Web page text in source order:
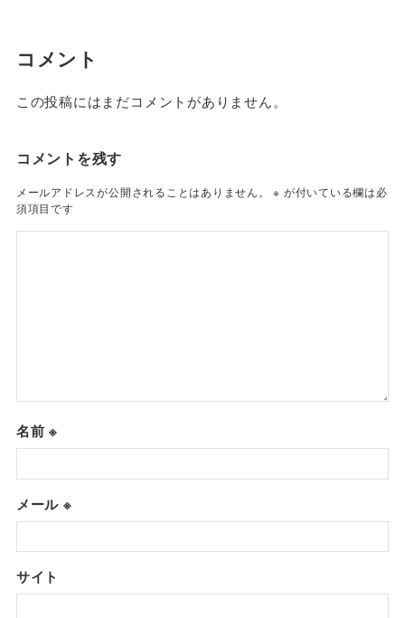
コメント
この投稿にはまだコメントがありません。
コメントを残す
メールアドレスが公開されることはありません。 ※ が付いている欄は必
須項目です
名前※
メール ※
サイト